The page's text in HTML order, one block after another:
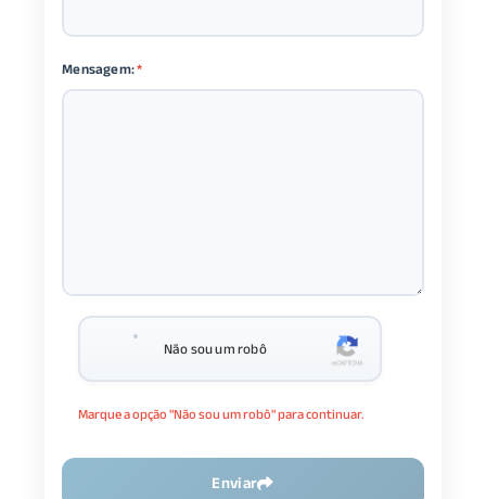
Mensagem:*
Não sou um robô
Marque a opção "Não sou um robô" para continuar.
Enviar